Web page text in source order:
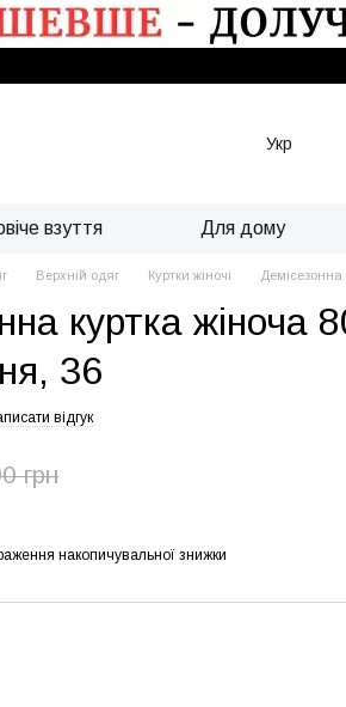
Укр
взуття Для дому
Верхній одяг Куртки жіночі
куртка жіноча
36
відгук
грн
накопичувальної знижки